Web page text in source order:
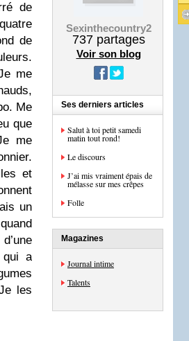
de
de
me
Me
que
me
et
un
qui a
les
Sexinthecountry2
737partages
Voir son blog
Ses derniers articles
Salut à toi petit samedi
matin tout rond!
Le discours
J’ai mis vraiment épais de
mélasse sur mes crêpes
Folle
Magazines
Journal intime
Talents